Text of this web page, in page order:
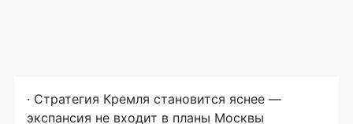
· Стратегия Кремля становится яснее —
экспансия не входит в планы Москвы